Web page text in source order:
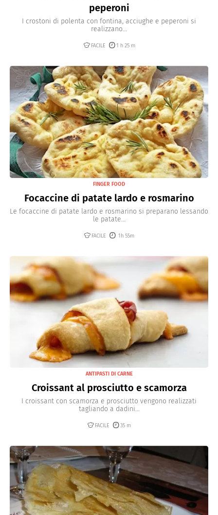
peperoni
I crostoni di polenta con fontina, acciughe e peperoni si
realizzano...
FACILE 1 h 25 m
FINGER FOOD
Focaccine di patate lardo e rosmarino
Le focaccine di patate lardo e rosmarino si preparano lessando
le patate...
FACILE 1h 55m
ANTIPASTI DI CARNE
Croissant al prosciutto e scamorza
I croissant con scamorza e prosciutto vengono realizzati
tagliando a dadini...
FACILE 35 m